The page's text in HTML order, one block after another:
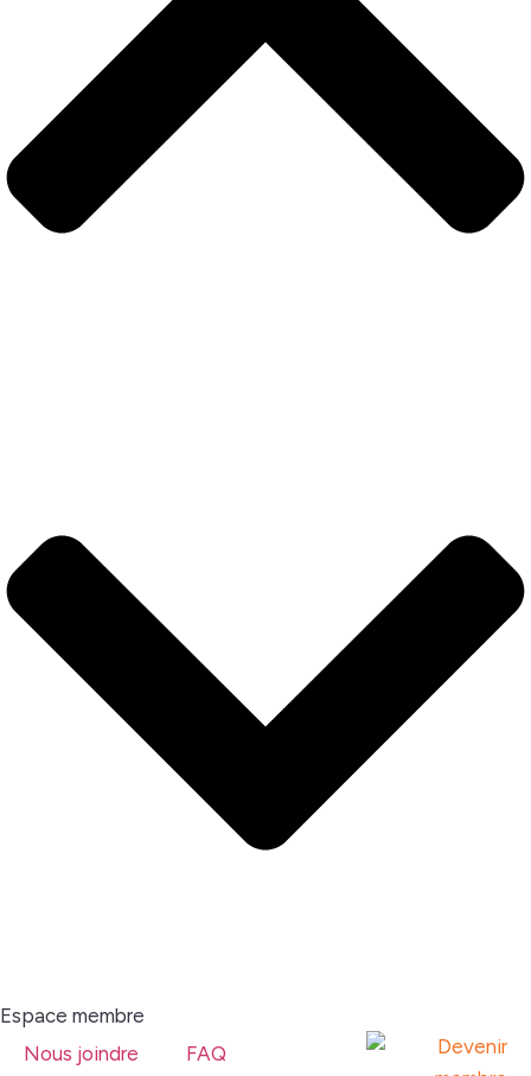
Espace membre
Nous joindre
FAQ